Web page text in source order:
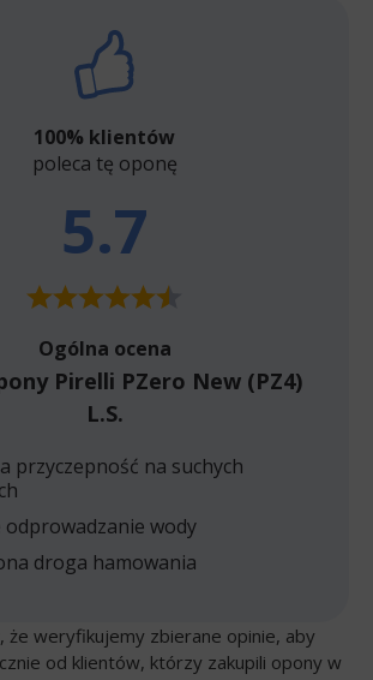
100% klientów
poleca tę oponę
5.7
Ogólna ocena
Pirelli PZero New (PZ4)
L.S.
przyczepność na suchych
odprowadzanie wody
droga hamowania
że weryfikujemy zbierane opinie, aby
od klientów, którzy zakupili opony w